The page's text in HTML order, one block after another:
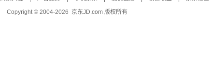
Copyright © 2004-2026 京东JD.com 版权所有